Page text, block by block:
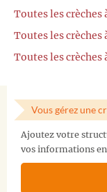
Toutes les crèches
Toutes les crèches
Toutes les crèches
Vous gérez une
Ajoutez votre
vos informations